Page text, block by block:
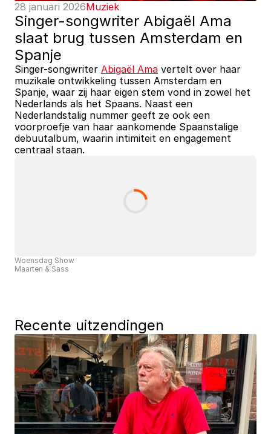
28 januari 2026Muziek
Singer-songwriter Abigaël Ama
slaat brug tussen Amsterdam en
Spanje
Singer-songwriter Abigaël Ama vertelt over haar
muzikale ontwikkeling tussen Amsterdam en
Spanje, waar zij haar eigen stem vond in zowel het
Nederlands als het Spaans. Naast een
Nederlandstalig nummer geeft ze ook een
voorproefje van haar aankomende Spaanstalige
debuutalbum, waarin intimiteit en engagement
centraal staan.
Woensdag Show
Maarten & Sass
Recente uitzendingen